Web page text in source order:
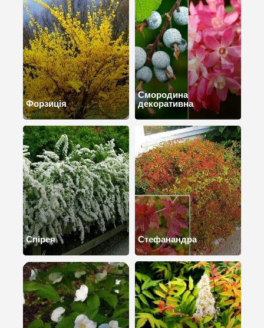
Форзиція
Смородина
декоративна
Спірея Стефанандра